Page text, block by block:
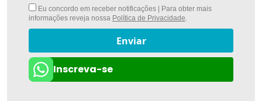
Eu concordo em receber notificações | Para obter mais
informações reveja nossa Política de Privacidade.
Enviar
Inscreva-se